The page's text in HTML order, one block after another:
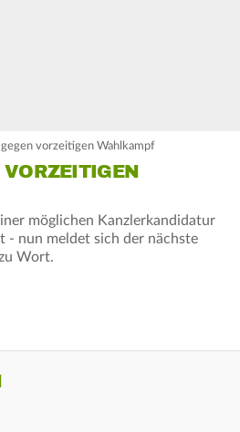
gegen vorzeitigen Wahlkampf
möglichen Kanzlerkandidatur
- nun meldet sich der nächste
Wort.